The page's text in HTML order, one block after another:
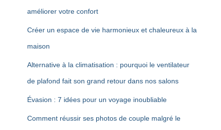
améliorer votre confort
Créer un espace de vie harmonieux et chaleureux à la
maison
Alternative à la climatisation : pourquoi le ventilateur
de plafond fait son grand retour dans nos salons
Évasion : 7 idées pour un voyage inoubliable
Comment réussir ses photos de couple malgré le